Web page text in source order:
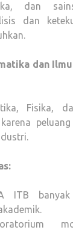
dan
dan
dan
Fisika,
ITB